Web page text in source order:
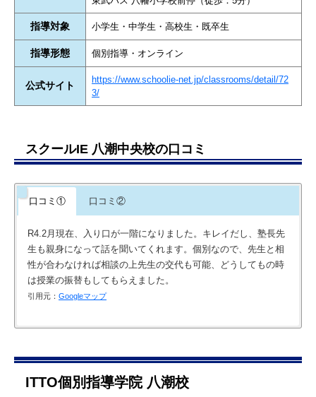
指導対象 小学生・中学生・高校生・既卒生
指導形態 個別指導・オンライン
公式サイト
https://www.schoolie-net.jp/classrooms/detail/72
3/
スクールIE 八潮中央校の口コミ
口コミ① 口コミ②
R4.2月現在、入り口が一階になりました。キレイだし、塾長先
生も親身になって話を聞いてくれます。個別なので、先生と相
性が合わなければ相談の上先生の交代も可能、どうしてもの時
は授業の振替もしてもらえました。
引用元： Googleマップ
と思う。
引用元：Ameba塾探し
ITTO個別指導学院 八潮校